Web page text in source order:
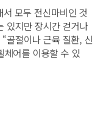
모두 전신마비인 것
있지만 장시간 걷거나
골절이나 근육 질환, 신
체어를 이용할 수 있